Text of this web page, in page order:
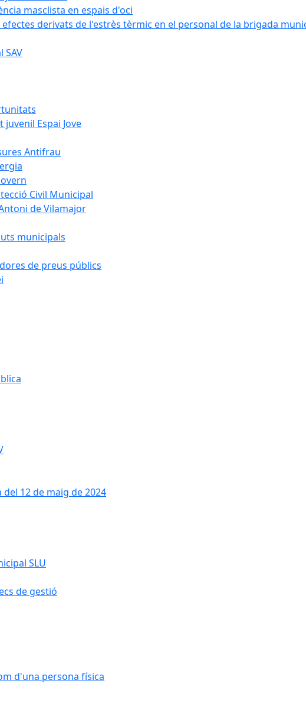
masclista en espais d'oci
derivats de l'estrès tèrmic en el personal de la brigada
SAV
Espai Jove
Antifrau
Civil Municipal
de Vilamajor
municipals
de preus públics
12 de maig de 2024
SLU
de gestió
d'una persona física